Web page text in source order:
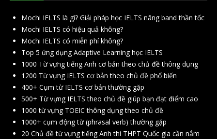
Mochi IELTS là gì? Giải pháp học IELTS nâng band thần tốc
Mochi IELTS có hiệu quả không?
Mochi IELTS có miễn phí không?
Top 5 ứng dụng Adaptive Learning học IELTS
1000 Từ vựng tiếng Anh cơ bản theo chủ đề thông dụng
1200 Từ vựng IELTS cơ bản theo chủ đề phổ biến
400+ Cụm từ IELTS cơ bản thường gặp
500+ Từ vựng IELTS theo chủ đề giúp bạn đạt điểm cao
1000 từ vựng TOEIC thông dụng theo chủ đề
1000+ cụm động từ (phrasal verb) thường gặp
20 Chủ đề từ vựng tiếng Anh thi THPT Quốc gia cần nắm